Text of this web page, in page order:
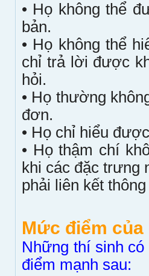
• Họ không thể
bản.
• Họ không thể
chỉ trả lời được
hỏi.
• Họ thường
đơn.
• Họ chỉ hiểu
• Họ thậm chí
khi các đặc trưng
phải liên kết
Mức điểm của
Những thí sinh
điểm mạnh sau: